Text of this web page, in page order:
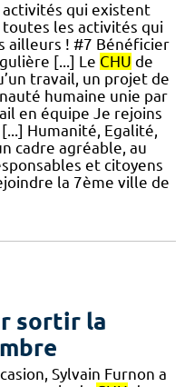
qui existent
toutes les activités qui
ailleurs ! #7 Bénéficier
[...] Le CHU de
travail, un projet de
humaine unie par
en équipe Je rejoins
Humanité, Egalité,
cadre agréable, au
et citoyens
la 7ème ville de
sortir la
Sylvain Furnon a